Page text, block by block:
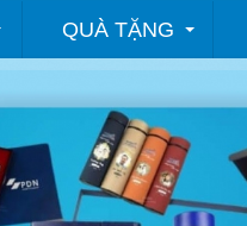
QUÀ TẶNG